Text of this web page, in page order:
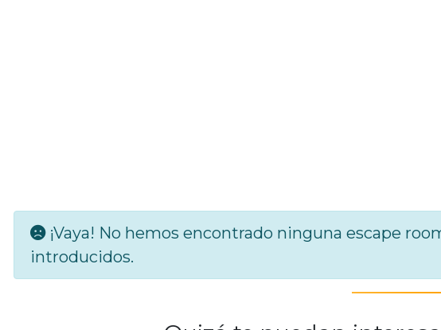
¡Vaya! No hemos encontrado ninguna escape
introducidos.